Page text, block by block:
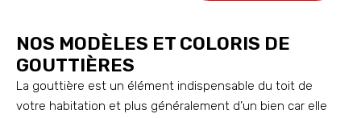
NOS MODÈLES ET COLORIS DE
GOUTTIÈRES
La gouttière est un élément indispensable du toit de
votre habitation et plus généralement d’un bien car elle